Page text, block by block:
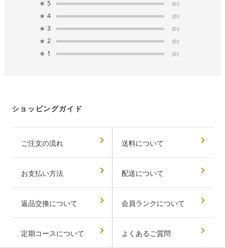
★ 5 (0)
★ 4 (0)
★ 3 (0)
★ 2 (0)
★ 1 (0)
ショッピングガイド
ご注文の流れ 送料について
お支払い方法 配送について
返品交換について 会員ランクについて
定期コースについて よくあるご質問